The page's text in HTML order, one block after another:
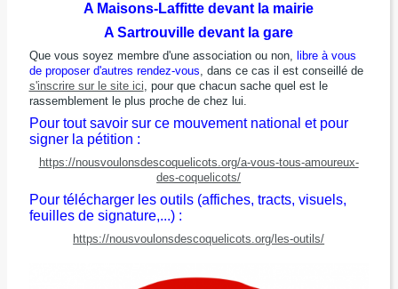
A Maisons-Laffitte devant la mairie
A Sartrouville devant la gare
Que vous soyez membre d'une association ou non, libre à vous
de proposer d'autres rendez-vous , dans ce cas il est conseillé de
s'inscrire sur le site ici , pour que chacun sache quel est le
rassemblement le plus proche de chez lui.
Pour tout savoir sur ce mouvement national et pour
signer la pétition :
https://nousvoulonsdescoquelicots.org/a-vous-tous-amoureux-
des-coquelicots/
Pour télécharger les outils (affiches, tracts, visuels,
feuilles de signature,...) :
https://nousvoulonsdescoquelicots.org/les-outils/